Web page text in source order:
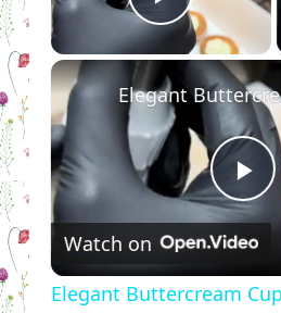
Play
Watch on
Elegant Buttercream